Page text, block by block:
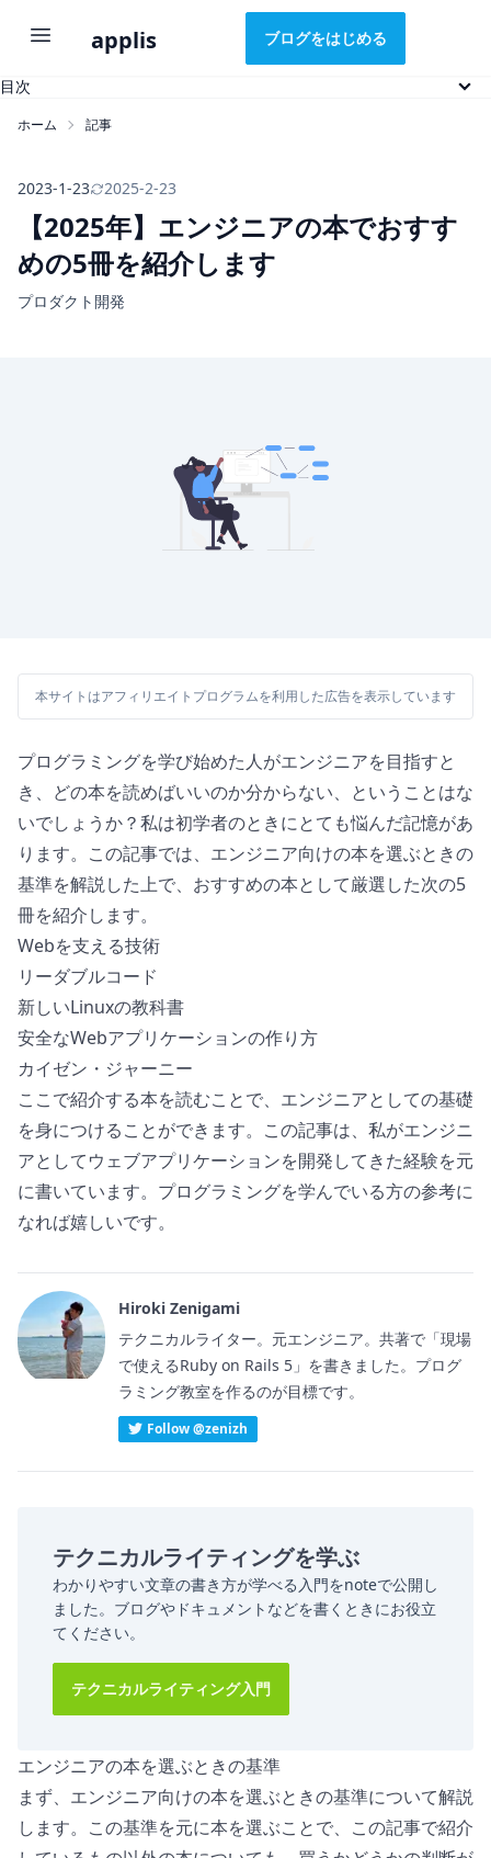
applis ブログをはじめる
目次
エンジニアの本でおすすめの5冊
2. リーダブルコード
3. 新しいLinuxの教科書
4. 安全なWebアプリケーションの作り方
5. カイゼン・ジャーニー
エンジニアの本を読み放題で読むには
ホーム 記事
2023-1-23 2025-2-23
【2025年】エンジニアの本でおすす
めの5冊を紹介します
プロダクト開発
本サイトはアフィリエイトプログラムを利用した広告を表示しています
プログラミングを学び始めた人がエンジニアを目指すと
き、どの本を読めばいいのか分からない、ということはな
いでしょうか？私は初学者のときにとても悩んだ記憶があ
ります。この記事では、エンジニア向けの本を選ぶときの
基準を解説した上で、おすすめの本として厳選した次の5
冊を紹介します。
Webを支える技術
リーダブルコード
新しいLinuxの教科書
安全なWebアプリケーションの作り方
カイゼン・ジャーニー
ここで紹介する本を読むことで、エンジニアとしての基礎
を身につけることができます。この記事は、私がエンジニ
アとしてウェブアプリケーションを開発してきた経験を元
に書いています。プログラミングを学んでいる方の参考に
なれば嬉しいです。
Hiroki Zenigami
テクニカルライター。元エンジニア。共著で「現場
で使えるRuby on Rails 5」を書きました。プログ
ラミング教室を作るのが目標です。
Follow @zenizh
テクニカルライティングを学ぶ
わかりやすい文章の書き方が学べる入門をnoteで公開し
ました。ブログやドキュメントなどを書くときにお役立
てください。
テクニカルライティング入門
エンジニアの本を選ぶときの基準
まず、エンジニア向けの本を選ぶときの基準について解説
します。この基準を元に本を選ぶことで、この記事で紹介